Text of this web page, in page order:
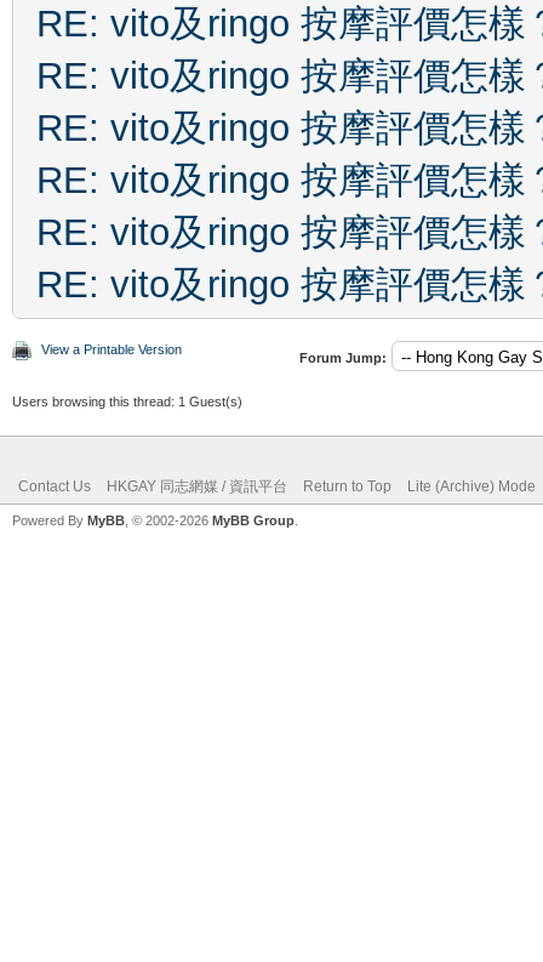
RE: vito及ringo 按摩評價怎樣
RE: vito及ringo 按摩評價怎樣
RE: vito及ringo 按摩評價怎樣
RE: vito及ringo 按摩評價怎樣
RE: vito及ringo 按摩評價怎樣
RE: vito及ringo 按摩評價怎樣
View a Printable Version
Forum Jump:
Users browsing this thread: 1 Guest(s)
Contact Us HKGAY 同志網媒 / 資訊平台 Return to Top Lite (Archive) Mode
Powered By MyBB , © 2002-2026 MyBB Group